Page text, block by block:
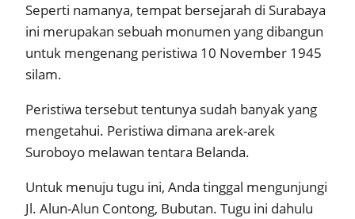
Seperti namanya, tempat bersejarah di Surabaya
ini merupakan sebuah monumen yang dibangun
untuk mengenang peristiwa 10 November 1945
silam.
Peristiwa tersebut tentunya sudah banyak yang
mengetahui. Peristiwa dimana arek-arek
Suroboyo melawan tentara Belanda.
Untuk menuju tugu ini, Anda tinggal mengunjungi
Jl. Alun-Alun Contong, Bubutan. Tugu ini dahulu